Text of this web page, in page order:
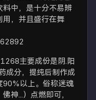
料中，是十分不易辨
用，并且盛行在舞
主要成份是阴.阳
成分，提纯后制作成
90%以上。俗称迷魂
神...）点燃即可，